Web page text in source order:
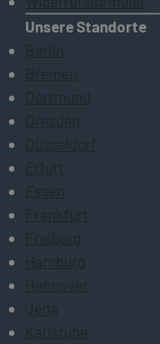
Unsere Standorte
Berlin
Bremen
Dortmund
Dresden
Düsseldorf
Erfurt
Essen
Frankfurt
Freiburg
Hamburg
Hannover
Jena
Karlsruhe